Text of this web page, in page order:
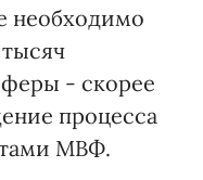
необходимо
- скорее
процесса
МВФ.